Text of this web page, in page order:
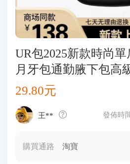
關於我們
UR包2025新款時尚
月牙包通勤腋下包高
29.80元
王** 發佈時
購買通路 淘寶